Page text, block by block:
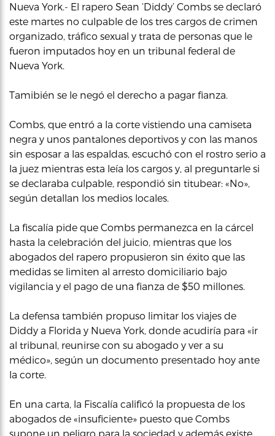
Nueva York.- El rapero Sean ‘Diddy’ Combs se declaró
este martes no culpable de los tres cargos de crimen
organizado, tráfico sexual y trata de personas que le
fueron imputados hoy en un tribunal federal de
Nueva York.
Tamibién se le negó el derecho a pagar fianza.
Combs, que entró a la corte vistiendo una camiseta
negra y unos pantalones deportivos y con las manos
sin esposar a las espaldas, escuchó con el rostro serio a
la juez mientras esta leía los cargos y, al preguntarle si
se declaraba culpable, respondió sin titubear: «No»,
según detallan los medios locales.
La fiscalía pide que Combs permanezca en la cárcel
hasta la celebración del juicio, mientras que los
abogados del rapero propusieron sin éxito que las
medidas se limiten al arresto domiciliario bajo
vigilancia y el pago de una fianza de $50 millones.
La defensa también propuso limitar los viajes de
Diddy a Florida y Nueva York, donde acudiría para «ir
al tribunal, reunirse con su abogado y ver a su
médico», según un documento presentado hoy ante
la corte.
En una carta, la Fiscalía calificó la propuesta de los
abogados de «insuficiente» puesto que Combs
supone un peligro para la sociedad y además existe